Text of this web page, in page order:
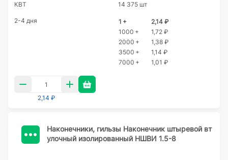
КВТ 14 375 шт
2-4 дня 1 +
2,14 ₽
1000 +
1,72 ₽
2000 +
1,38 ₽
3500 +
1,14 ₽
7000 +
1,01 ₽
2,14 ₽
Наконечники, гильзы Наконечник штыревой вт
улочный изолированный НШВИ 1.5-8